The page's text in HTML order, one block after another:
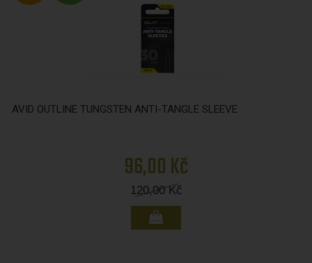
AVID OUTLINE TUNGSTEN ANTI-TANGLE SLEEVE
96,00 Kč
120,00Kč